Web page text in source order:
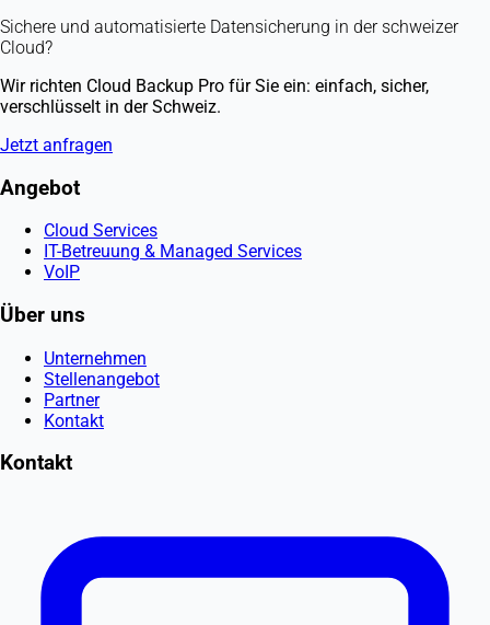
Sichere und automatisierte Datensicherung in der schweizer
Cloud?
Wir richten Cloud Backup Pro für Sie ein: einfach, sicher,
verschlüsselt in der Schweiz.
Jetzt anfragen
Angebot
Cloud Services
IT-Betreuung & Managed Services
VoIP
Über uns
Unternehmen
Stellenangebot
Partner
Kontakt
Kontakt